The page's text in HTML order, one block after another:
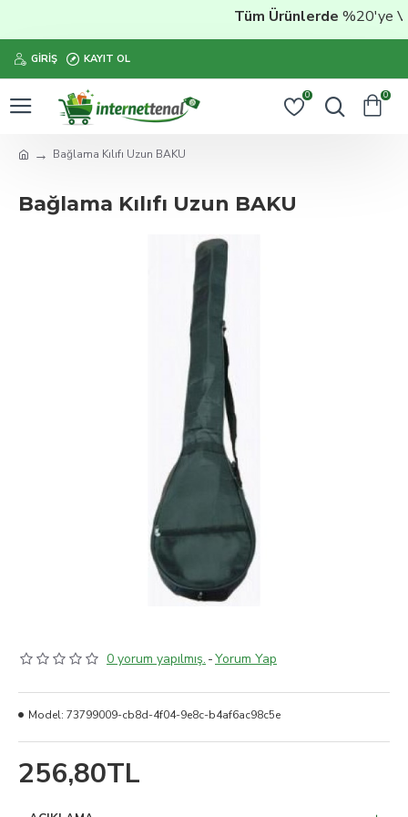
Tüm Ürünlerde%20'ye
GIRIŞ KAYIT OL
0 0
Bağlama Kılıfı Uzun BAKU
Bağlama Kılıfı Uzun BAKU
0 yorum yapılmış. -Yorum Yap
256,80TL
Model: 73799009-cb8d-4f04-9e8c-b4af6ac98c5e